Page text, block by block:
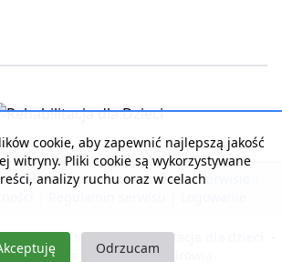
z serwisem | Reklama w serwisie
rehabilitacja - Rehabilitacja dla dzieci
i Opieki
Pobyty dla zdrowia
cookie, aby zapewnić najlepszą jakość
witryny. Pliki cookie są wykorzystywane
analizy ruchu oraz w celach
Odrzucam